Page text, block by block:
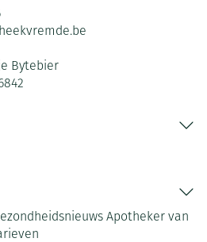
Bytebier
Apotheker van